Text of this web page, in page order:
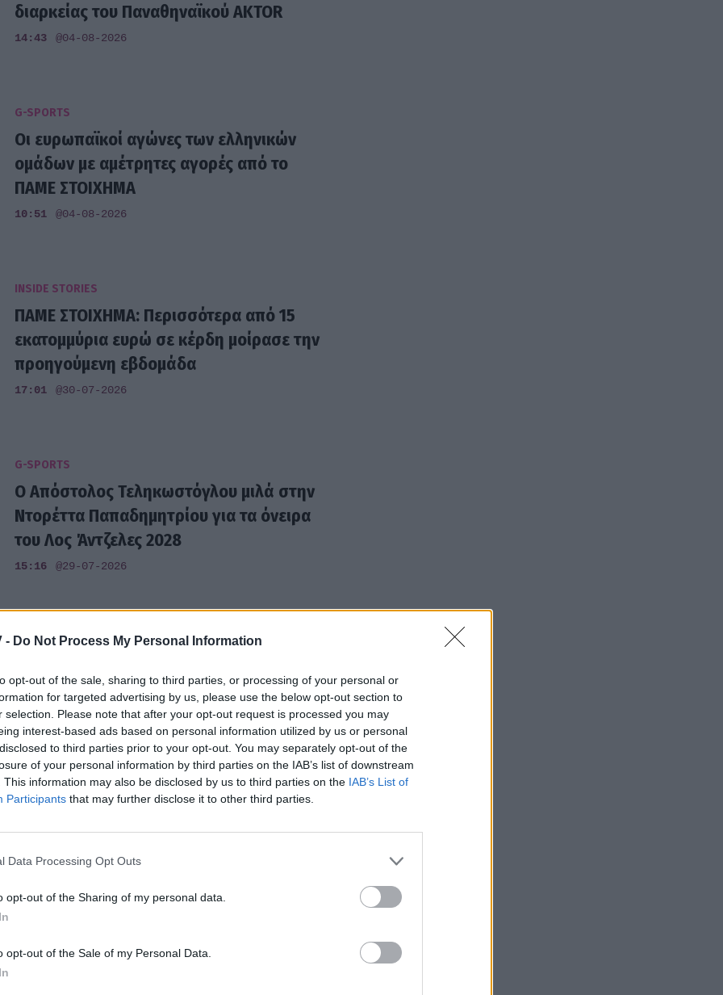
- Do Not Process My Personal Information
opt-out of the sale, sharing to third parties, or processing of your personal or
for targeted advertising by us, please use the below opt-out section to
selection. Please note that after your opt-out request is processed you may
interest-based ads based on personal information utilized by us or personal
to third parties prior to your opt-out. You may separately opt-out of the
of your personal information by third parties on the IAB’s list of downstream
This information may also be disclosed by us to third parties on the IAB’s List of
Participants that may further disclose it to other third parties.
Data Processing Opt Outs
opt-out of the Sharing of my personal data.
opt-out of the Sale of my Personal Data.
διαρκείας του Παναθηναϊκού AKTOR
14:43 @04-08-2026
G-SPORTS
Οι ευρωπαϊκοί αγώνες των ελληνικών
ομάδων με αμέτρητες αγορές από το
ΠΑΜΕ ΣΤΟΙΧΗΜΑ
10:51 @04-08-2026
INSIDE STORIES
ΠΑΜΕ ΣΤΟΙΧΗΜΑ: Περισσότερα από 15
εκατομμύρια ευρώ σε κέρδη μοίρασε την
προηγούμενη εβδομάδα
17:01 @30-07-2026
G-SPORTS
Ο Απόστολος Τεληκωστόγλου μιλά στην
Ντορέττα Παπαδημητρίου για τα όνειρα
του Λος Άντζελες 2028
15:16 @29-07-2026
INSIDE STORIES
που κέρδισε τον Μεγάλο Λαχνό στο
Εθνικό Λαχείο
16:20 @27-07-2026
εκατομμύρια ευρώ σε κέρδη μοίρασε την
προηγούμενη εβδομάδα